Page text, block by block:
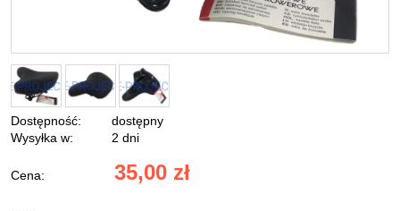
Dostępność:
dostępny
Wysyłka w:
2 dni
Cena: 35,00 zł